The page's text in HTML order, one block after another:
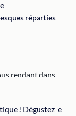
réparties
rendant dans
! Dégustez le